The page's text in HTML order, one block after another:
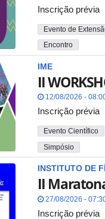
Inscrição prévia
Evento de
Encontro
IME
II
12/08/2026 -
Inscrição prévia
Evento Científico
Simpósio
INSTITUTO DE
II
27/08/2026 -
Inscrição prévia